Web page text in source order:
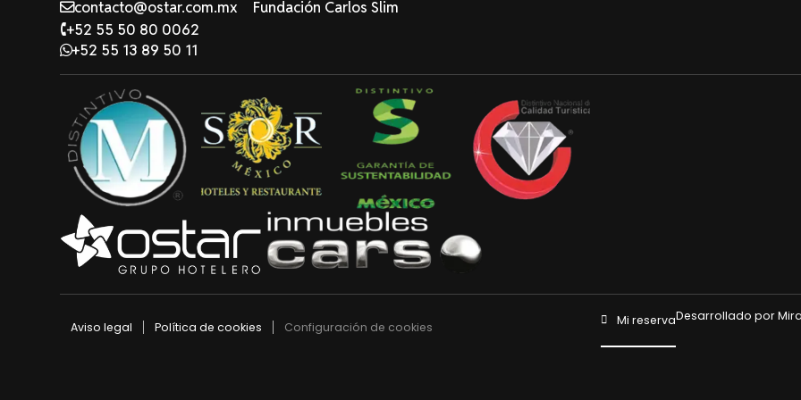
contacto@ostar.com.mx
+52 55 50 80 0062
+52 55 13 89 50 11
Fundación Carlos Slim
Aviso legal Política de cookies Configuración de cookies Mi reservaDesarrollado por